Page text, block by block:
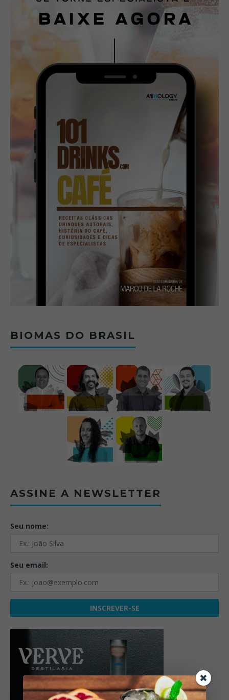
BIOMAS DO BRASIL
ASSINE A NEWSLETTER
Seu nome:
Seu email: